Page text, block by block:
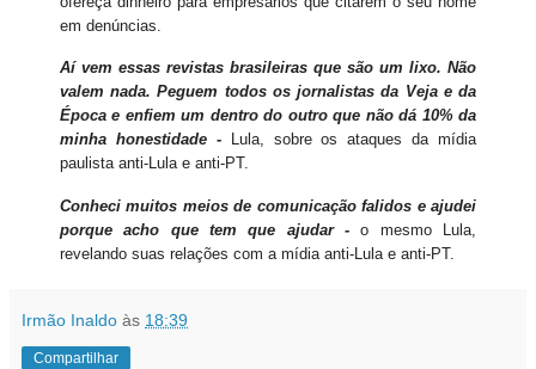
em denúncias.
Aí vem essas revistas brasileiras que são um lixo. Não
valem nada. Peguem todos os jornalistas da Veja e da
Época e enfiem um dentro do outro que não dá 10% da
minha honestidade -Lula, sobre os ataques da mídia
paulista anti-Lula e anti-PT.
Conheci muitos meios de comunicação falidos e ajudei
porque acho que tem que ajudar -
o mesmo Lula,
revelando suas relações com a mídia anti-Lula e anti-PT.
Irmão Inaldo às 18:39
Compartilhar